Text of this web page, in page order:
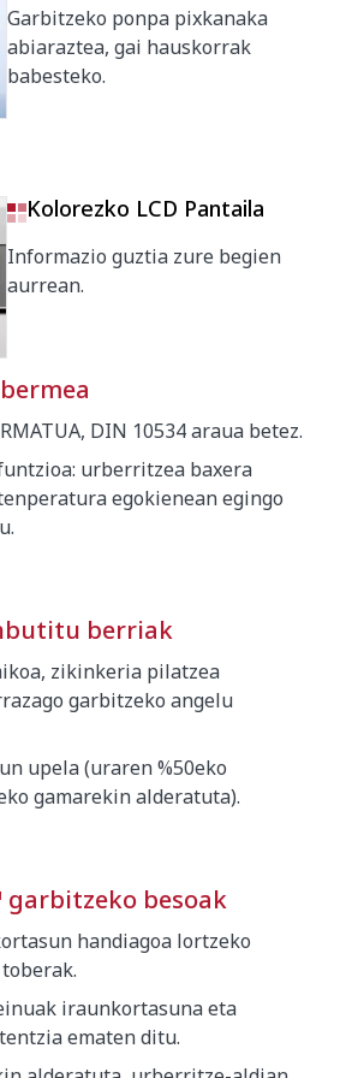
Garbitzeko ponpa pixkanaka
abiaraztea, gai hauskorrak
babesteko.
Kolorezko LCD Pantaila
Informazio guztia zure begien
aurrean.
DIN 10534 araua betez.
funtzioa: urberritzea baxera
egokienean egingo
berriak
zikinkeria pilatzea
garbitzeko angelu
upela (uraren %50eko
gamarekin alderatuta).
besoak
handiagoa lortzeko
iraunkortasuna eta
ematen ditu.